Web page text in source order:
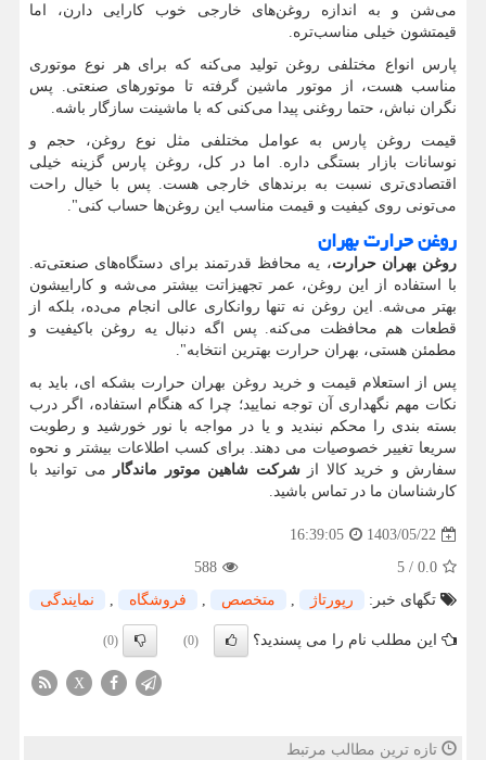
می‌شن و به اندازه روغن‌های خارجی خوب کارایی دارن، اما
قیمتشون خیلی مناسب‌تره.
پارس انواع مختلفی روغن تولید می‌کنه که برای هر نوع موتوری
مناسب هست، از موتور ماشین گرفته تا موتورهای صنعتی. پس
نگران نباش، حتما روغنی پیدا می‌کنی که با ماشینت سازگار باشه.
قیمت روغن پارس به عوامل مختلفی مثل نوع روغن، حجم و
نوسانات بازار بستگی داره. اما در کل، روغن پارس گزینه خیلی
اقتصادی‌تری نسبت به برندهای خارجی هست. پس با خیال راحت
می‌تونی روی کیفیت و قیمت مناسب این روغن‌ها حساب کنی."
روغن حرارت بهران
روغن بهران حرارت، یه محافظ قدرتمند برای دستگاه‌های صنعتی‌ته.
با استفاده از این روغن، عمر تجهیزاتت بیشتر می‌شه و کاراییشون
بهتر می‌شه. این روغن نه تنها روانکاری عالی انجام می‌ده، بلکه از
قطعات هم محافظت می‌کنه. پس اگه دنبال یه روغن باکیفیت و
مطمئن هستی، بهران حرارت بهترین انتخابه."
پس از استعلام قیمت و خرید روغن بهران حرارت بشکه ای، باید به
نکات مهم نگهداری آن توجه نمایید؛ چرا که هنگام استفاده، اگر درب
بسته بندی را محکم نبندید و یا در مواجه با نور خورشید و رطوبت
سریعا تغییر خصوصیات می دهند. برای کسب اطلاعات بیشتر و نحوه
سفارش و خرید کالا ازشرکت شاهین موتور ماندگار
می توانید با
کارشناسان ما در تماس باشید.
1403/05/22
16:39:05
0.0
/
5
588
تگهای خبر:
رپورتاژ , متخصص , فروشگاه , نمایندگی
این مطلب نام را می پسندید؟ (0)
(0)
X
تازه ترین مطالب مرتبط